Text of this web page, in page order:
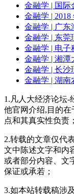
金融学 | 国际
金融学 |
金融学 | 广东
金融学 | 东莞
金融学 | 电子
金融学 | 湘潭
金融学 | 长沙
金融学 | 湖南
1.凡人大经济论坛-
他官网介绍,目的
点和其真实性负责；
2.转载的文章仅代
文中陈述文字和内
或者部分内容、文
保证或承若；
3.如本站转载稿涉